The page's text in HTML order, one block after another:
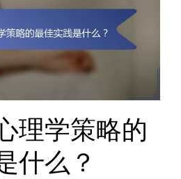
理学策略的
什么？